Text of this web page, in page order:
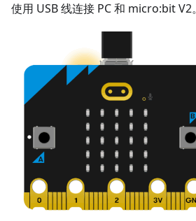
使用 USB 线连接 PC 和 micro:bit V2。